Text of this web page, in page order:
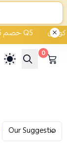
خصم 5% على جميع المجوهرات مع كوبون Q5
الشفاء
0